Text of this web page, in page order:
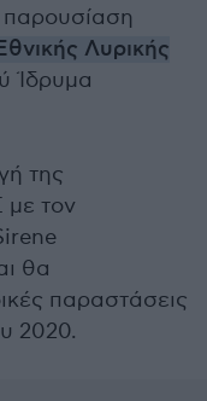
παρουσίαση
Λυρικής
Ίδρυμα
της
με τον
θα
παραστάσεις
2020.